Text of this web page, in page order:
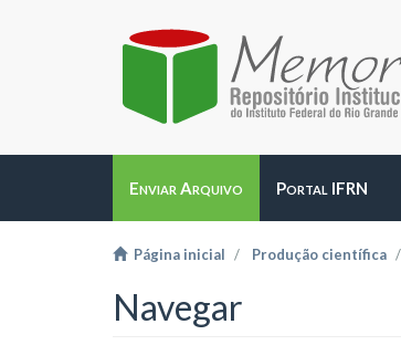
Enviar Arquivo Portal IFRN
Página inicial Produção científica
Navegar